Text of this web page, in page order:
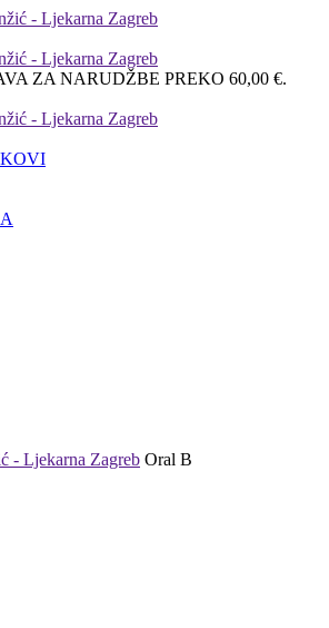
ZA NARUDŽBE PREKO 60,00 €.
- Ljekarna Zagreb Oral B